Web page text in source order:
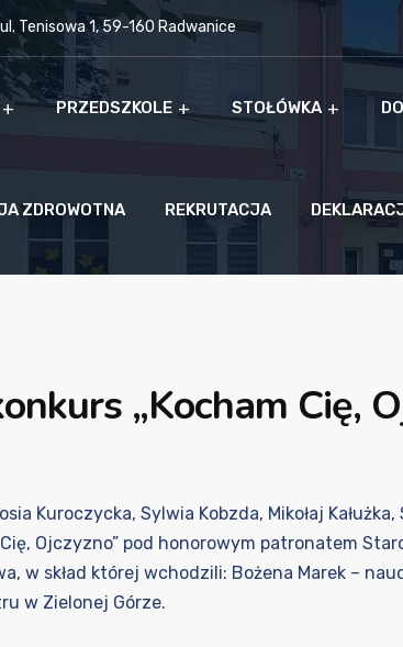
ul. Tenisowa 1, 59-160 Radwanice
PRZEDSZKOLE STOŁÓWKA
ZDROWOTNA REKRUTACJA
„Kocham Cię,
Kuroczycka, Sylwia Kobzda, Mikołaj
Ojczyzno” pod honorowym patronatem
w skład której wchodzili: Bożena Marek –
w Zielonej Górze.